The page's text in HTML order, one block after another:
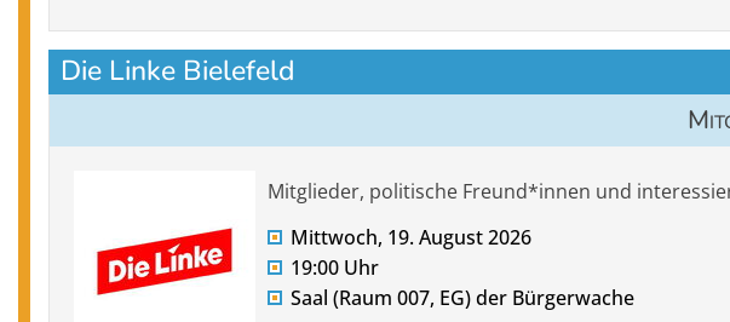
Die Linke Bielefeld
Mitglieder, politische Freund*innen und
Mittwoch, 19. August 2026
19:00 Uhr
Saal (Raum 007, EG) der Bürgerwache